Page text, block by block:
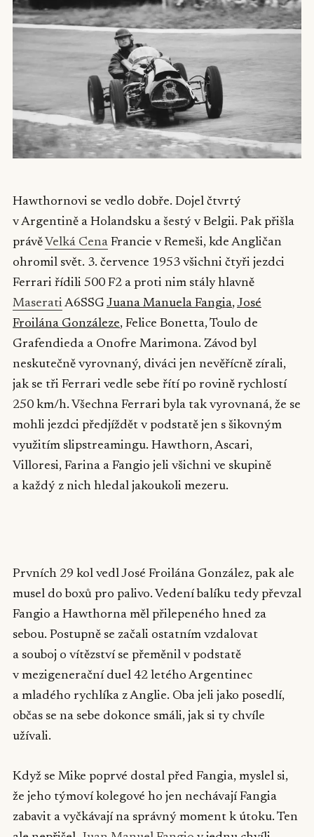
Hawthornovi se vedlo dobře. Dojel čtvrtý
v Argentině a Holandsku a šestý v Belgii. Pak přišla
právě Velká Cena Francie v Remeši, kde Angličan
ohromil svět. 3. července 1953 všichni čtyři jezdci
Ferrari řídili 500 F2 a proti nim stály hlavně
Maserati A6SSG Juana Manuela Fangia,José
Froilána Gonzáleze, Felice Bonetta, Toulo de
Grafendieda a Onofre Marimona. Závod byl
neskutečně vyrovnaný, diváci jen nevěřícně zírali,
jak se tři Ferrari vedle sebe řítí po rovině rychlostí
250 km/h. Všechna Ferrari byla tak vyrovnaná, že se
mohli jezdci předjíždět v podstatě jen s šikovným
využitím slipstreamingu. Hawthorn, Ascari,
Villoresi, Farina a Fangio jeli všichni ve skupině
a každý z nich hledal jakoukoli mezeru.
Prvních 29 kol vedl José Froilána González, pak ale
musel do boxů pro palivo. Vedení balíku tedy převzal
Fangio a Hawthorna měl přilepeného hned za
sebou. Postupně se začali ostatním vzdalovat
a souboj o vítězství se přeměnil v podstatě
v mezigenerační duel 42 letého Argentinec
a mladého rychlíka z Anglie. Oba jeli jako posedlí,
občas se na sebe dokonce smáli, jak si ty chvíle
užívali.
Když se Mike poprvé dostal před Fangia, myslel si,
že jeho týmoví kolegové ho jen nechávají Fangia
zabavit a vyčkávají na správný moment k útoku. Ten